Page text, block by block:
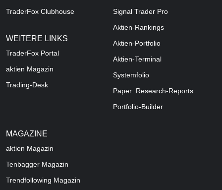
TraderFox Clubhouse
WEITERE LINKS
TraderFox Portal
aktien Magazin
Trading-Desk
Signal Trader Pro
Aktien-Rankings
Aktien-Portfolio
Aktien-Terminal
Systemfolio
Paper: Research-Reports
Portfolio-Builder
MAGAZINE
aktien Magazin
Tenbagger Magazin
Trendfollowing Magazin